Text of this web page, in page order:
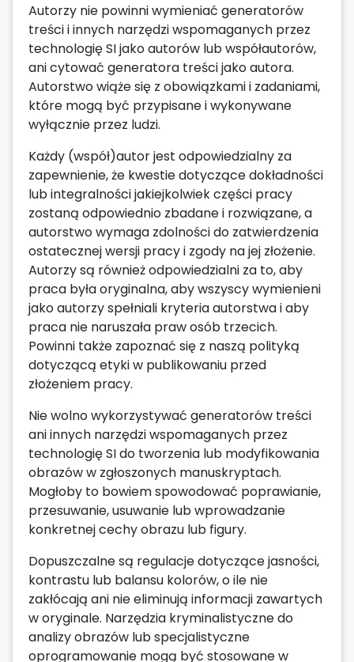
Autorzy nie powinni wymieniać generatorów
treści i innych narzędzi wspomaganych przez
technologię SI jako autorów lub współautorów,
ani cytować generatora treści jako autora.
Autorstwo wiąże się z obowiązkami i zadaniami,
które mogą być przypisane i wykonywane
wyłącznie przez ludzi.
Każdy (współ)autor jest odpowiedzialny za
zapewnienie, że kwestie dotyczące dokładności
lub integralności jakiejkolwiek części pracy
zostaną odpowiednio zbadane i rozwiązane, a
autorstwo wymaga zdolności do zatwierdzenia
ostatecznej wersji pracy i zgody na jej złożenie.
Autorzy są również odpowiedzialni za to, aby
praca była oryginalna, aby wszyscy wymienieni
jako autorzy spełniali kryteria autorstwa i aby
praca nie naruszała praw osób trzecich.
Powinni także zapoznać się z naszą polityką
dotyczącą etyki w publikowaniu przed
złożeniem pracy.
Nie wolno wykorzystywać generatorów treści
ani innych narzędzi wspomaganych przez
technologię SI do tworzenia lub modyfikowania
obrazów w zgłoszonych manuskryptach.
Mogłoby to bowiem spowodować poprawianie,
przesuwanie, usuwanie lub wprowadzanie
konkretnej cechy obrazu lub figury.
Dopuszczalne są regulacje dotyczące jasności,
kontrastu lub balansu kolorów, o ile nie
zakłócają ani nie eliminują informacji zawartych
w oryginale. Narzędzia kryminalistyczne do
analizy obrazów lub specjalistyczne
oprogramowanie mogą być stosowane w